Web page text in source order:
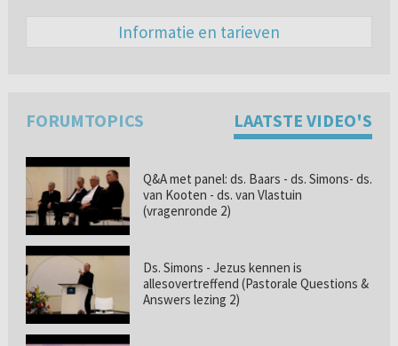
Informatie en tarieven
FORUMTOPICS LAATSTE VIDEO'S
Q&A met panel: ds. Baars - ds. Simons- ds.
van Kooten - ds. van Vlastuin
(vragenronde 2)
Ds. Simons - Jezus kennen is
allesovertreffend (Pastorale Questions &
Answers lezing 2)